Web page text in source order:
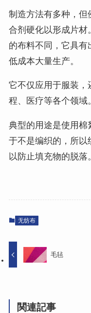
制造方法有多种，
合剂硬化以形成片
的布料不同，它具有
低成本大量生产。
它不仅应用于服装，
程、医疗等各个领域
典型的用途是使用棉
于不是编织的，所
以防止填充物的脱落。
无纺布
毛毡
関連記事